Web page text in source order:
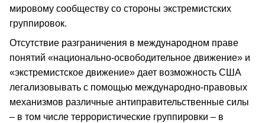
мировому сообществу со стороны экстремистских
группировок.
Отсутствие разграничения в международном праве
понятий «национально-освободительное движение» и
«экстремистское движение» дает возможность США
легализовывать с помощью международно-правовых
механизмов различные антиправительственные силы
– в том числе террористические группировки – в